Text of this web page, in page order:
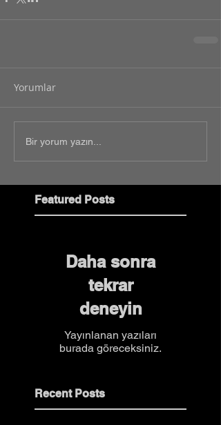
Yorumlar
Bir yorum yazın...
Featured Posts
Daha sonra
tekrar
deneyin
Yayınlanan yazıları
burada göreceksiniz.
Recent Posts